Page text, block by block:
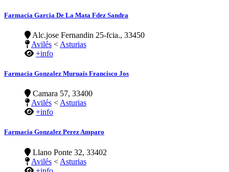
Farmacia Garcia De La Mata Fdez Sandra
Alc.jose Fernandin 25-fcia., 33450
Avilés < Asturias
+info
Farmacia Gonzalez Muruais Francisco Jos
Camara 57, 33400
Avilés < Asturias
+info
Farmacia Gonzalez Perez Amparo
Llano Ponte 32, 33402
Avilés < Asturias